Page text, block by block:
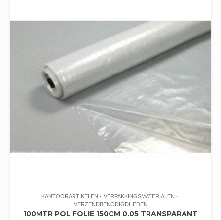
KANTOORARTIKELEN
VERPAKKINGSMATERIALEN
VERZENDBENODIGDHEDEN
100MTR POL FOLIE 150CM 0.05 TRANSPARANT